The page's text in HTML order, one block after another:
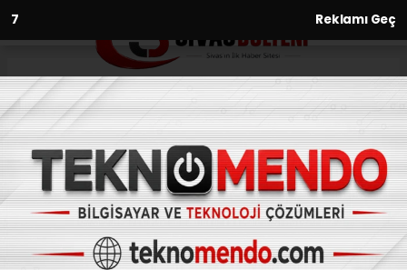
5 Reklamı Geç
Anasayfa
Sivas’ta 15 bin 828 öğrenci
ücretsiz yemek yiyor
06.12.2022 - 09:28, Güncelleme: 06.12.2022 - 09:28